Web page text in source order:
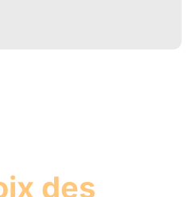
des